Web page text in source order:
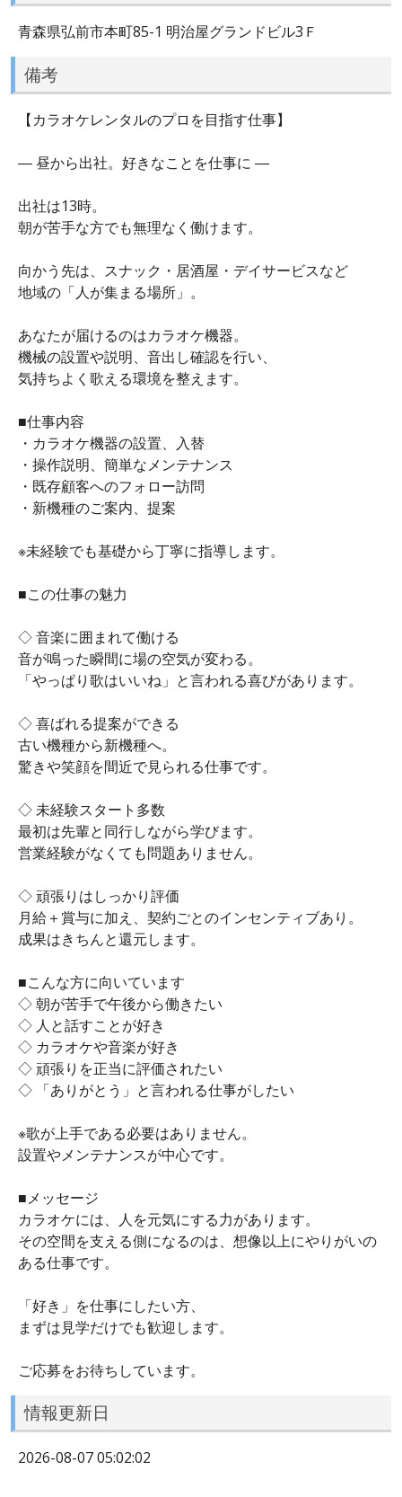
青森県弘前市本町85-1 明治屋グランドビル3Ｆ
備考
【カラオケレンタルのプロを目指す仕事】
― 昼から出社。好きなことを仕事に ―
出社は13時。
朝が苦手な方でも無理なく働けます。
向かう先は、スナック・居酒屋・デイサービスなど
地域の「人が集まる場所」。
あなたが届けるのはカラオケ機器。
機械の設置や説明、音出し確認を行い、
気持ちよく歌える環境を整えます。
■仕事内容
・カラオケ機器の設置、入替
・操作説明、簡単なメンテナンス
・既存顧客へのフォロー訪問
・新機種のご案内、提案
※未経験でも基礎から丁寧に指導します。
■この仕事の魅力
◇ 音楽に囲まれて働ける
音が鳴った瞬間に場の空気が変わる。
「やっぱり歌はいいね」と言われる喜びがあります。
◇ 喜ばれる提案ができる
古い機種から新機種へ。
驚きや笑顔を間近で見られる仕事です。
◇ 未経験スタート多数
最初は先輩と同行しながら学びます。
営業経験がなくても問題ありません。
◇ 頑張りはしっかり評価
月給＋賞与に加え、契約ごとのインセンティブあり。
成果はきちんと還元します。
■こんな方に向いています
◇ 朝が苦手で午後から働きたい
◇ 人と話すことが好き
◇ カラオケや音楽が好き
◇ 頑張りを正当に評価されたい
◇ 「ありがとう」と言われる仕事がしたい
※歌が上手である必要はありません。
設置やメンテナンスが中心です。
■メッセージ
カラオケには、人を元気にする力があります。
その空間を支える側になるのは、想像以上にやりがいの
ある仕事です。
「好き」を仕事にしたい方、
まずは見学だけでも歓迎します。
ご応募をお待ちしています。
情報更新日
2026-08-07 05:02:02